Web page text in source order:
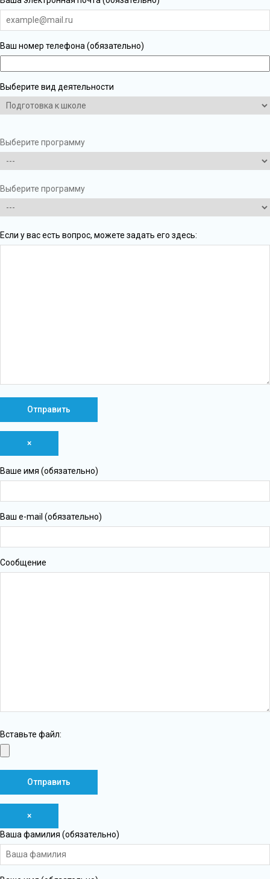
Ваш номер телефона (обязательно)
Выберите вид деятельности
Выберите программу
Выберите программу
Если у вас есть вопрос, можете задать его здесь:
×
Ваше имя (обязательно)
Ваш e-mail (обязательно)
Сообщение
Вставьте файл:
×
Ваша фамилия (обязательно)